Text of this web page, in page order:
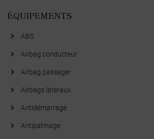
ÉQUIPEMENTS
ABS
Airbag conducteur
Airbag passager
Airbags latéraux
Antidémarrage
Antipatinage